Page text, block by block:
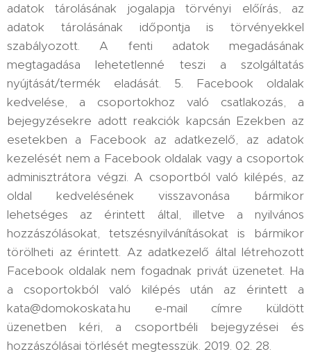
adatok tárolásának jogalapja törvényi előírás, az
adatok tárolásának időpontja is törvényekkel
szabályozott. A fenti adatok megadásának
megtagadása lehetetlenné teszi a szolgáltatás
nyújtását/termék eladását. 5. Facebook oldalak
kedvelése, a csoportokhoz való csatlakozás, a
bejegyzésekre adott reakciók kapcsán Ezekben az
esetekben a Facebook az adatkezelő, az adatok
kezelését nem a Facebook oldalak vagy a csoportok
adminisztrátora végzi. A csoportból való kilépés, az
oldal kedvelésének visszavonása bármikor
lehetséges az érintett által, illetve a nyilvános
hozzászólásokat, tetszésnyilvánításokat is bármikor
törölheti az érintett. Az adatkezelő által létrehozott
Facebook oldalak nem fogadnak privát üzenetet. Ha
a csoportokból való kilépés után az érintett a
kata@domokoskata.hu e-mail címre küldött
üzenetben kéri, a csoportbéli bejegyzései és
hozzászólásai törlését megtesszük. 2019. 02. 28.